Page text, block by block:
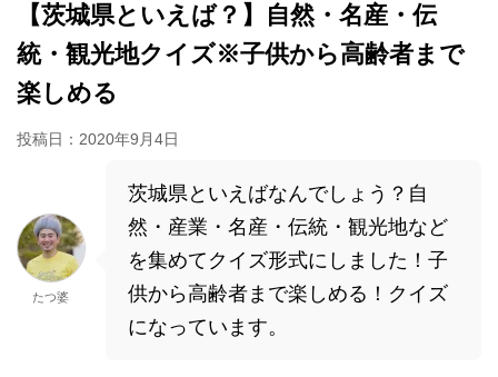
【茨城県といえば？】自然・名産・伝
統・観光地クイズ※子供から高齢者まで
楽しめる
投稿日： 2020年9月4日
たつ婆
茨城県といえばなんでしょう？自
然・産業・名産・伝統・観光地など
を集めてクイズ形式にしました！子
供から高齢者まで楽しめる！クイズ
になっています。